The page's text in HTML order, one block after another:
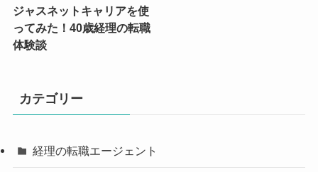
ジャスネットキャリアを使
ってみた！40歳経理の転職
体験談
カテゴリー
経理の転職エージェント